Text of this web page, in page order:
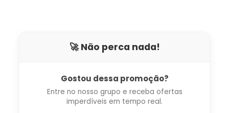
🚀 Não perca nada!
Gostou dessa promoção?
Entre no nosso grupo e receba ofertas
imperdíveis em tempo real.